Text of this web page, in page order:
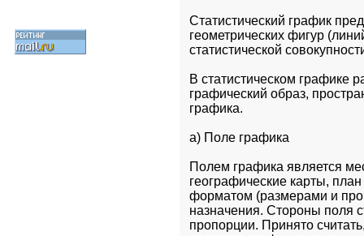
Статистический график
геометрических фигур
статистической
В статистическом графике
графический образ,
графика.
а) Поле графика
Полем графика является
географические карты,
форматом (размерами и
назначения. Стороны поля
пропорции. Принято